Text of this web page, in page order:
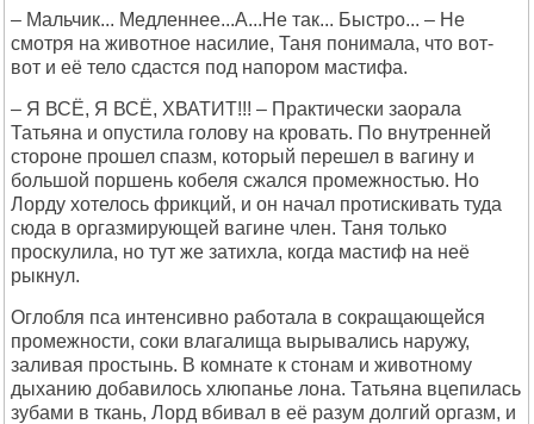
– Мальчик... Медленнее...А...Не так... Быстро... – Не
смотря на животное насилие, Таня понимала, что вот-
вот и её тело сдастся под напором мастифа.
– Я ВСЁ, Я ВСЁ, ХВАТИТ!!! – Практически заорала
Татьяна и опустила голову на кровать. По внутренней
стороне прошел спазм, который перешел в вагину и
большой поршень кобеля сжался промежностью. Но
Лорду хотелось фрикций, и он начал протискивать туда
сюда в оргазмирующей вагине член. Таня только
проскулила, но тут же затихла, когда мастиф на неё
рыкнул.
Оглобля пса интенсивно работала в сокращающейся
промежности, соки влагалища вырывались наружу,
заливая простынь. В комнате к стонам и животному
дыханию добавилось хлюпанье лона. Татьяна вцепилась
зубами в ткань, Лорд вбивал в её разум долгий оргазм, и